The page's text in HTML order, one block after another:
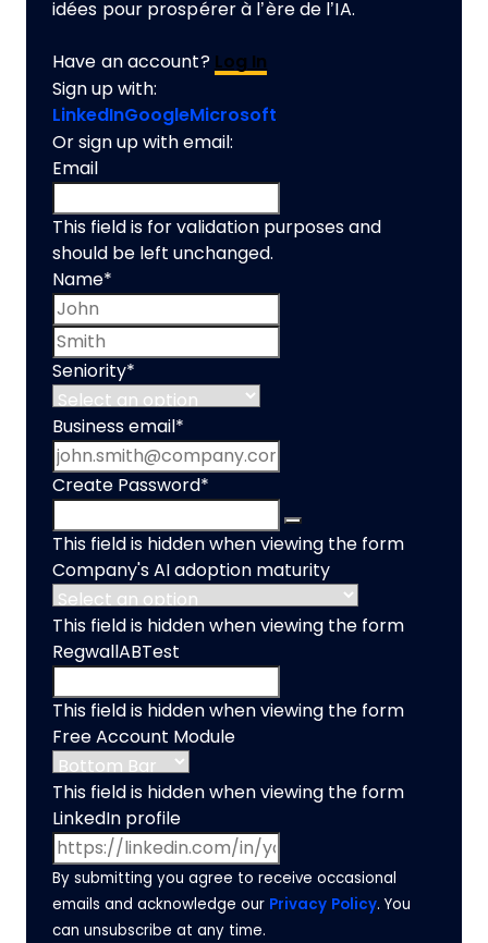
idées pour prospérer à l’ère de l’IA.
Have an account? Log In
Sign up with:
LinkedInGoogleMicrosoft
Or sign up with email:
Email
This field is for validation purposes and
should be left unchanged.
Name*
Seniority*
Business email *
Create Password*
This field is hidden when viewing the form
Company's AI adoption maturity
This field is hidden when viewing the form
RegwallABTest
This field is hidden when viewing the form
Free Account Module
This field is hidden when viewing the form
LinkedIn profile
By submitting you agree to receive occasional
emails and acknowledge our Privacy Policy. You
can unsubscribe at any time.